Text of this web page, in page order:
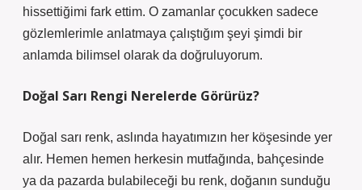
hissettiğimi fark ettim. O zamanlar çocukken sadece
gözlemlerimle anlatmaya çalıştığım şeyi şimdi bir
anlamda bilimsel olarak da doğruluyorum.
Doğal Sarı Rengi Nerelerde Görürüz?
Doğal sarı renk, aslında hayatımızın her köşesinde yer
alır. Hemen hemen herkesin mutfağında, bahçesinde
ya da pazarda bulabileceği bu renk, doğanın sunduğu